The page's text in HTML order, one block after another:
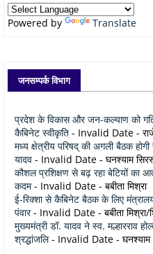
Powered by Translate
जनसम्पर्क विभाग
प्रदेश के विकास और जन-कल्याण को
कैबिनेट स्वीकृति - Invalid Date -
मध्य क्षेत्रीय परिषद् की अगली बैठक
यादव - Invalid Date - घनश्याम
कौशल प्रशिक्षण से बढ़ रहा बेटियों का
कदम- Invalid Date - बबीता मिश्रा
ई-रिक्शा से कैबिनेट बैठक के लिए
पंवार- Invalid Date - बबीता
मुख्यमंत्री डॉ. यादव ने स्व. मल्हारराव
श्रद्धांजलि- Invalid Date - घनश्याम